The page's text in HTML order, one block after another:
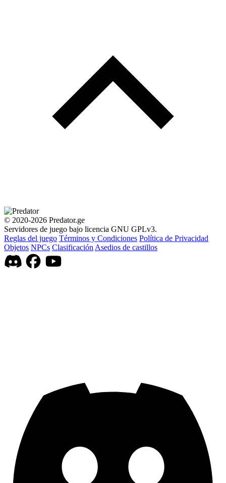
© 2020-2026 Predator.ge
Servidores de juego bajo licencia GNU GPLv3.
Reglas del juego Términos y Condiciones Política de Privacidad
Objetos NPCs Clasificación Asedios de castillos